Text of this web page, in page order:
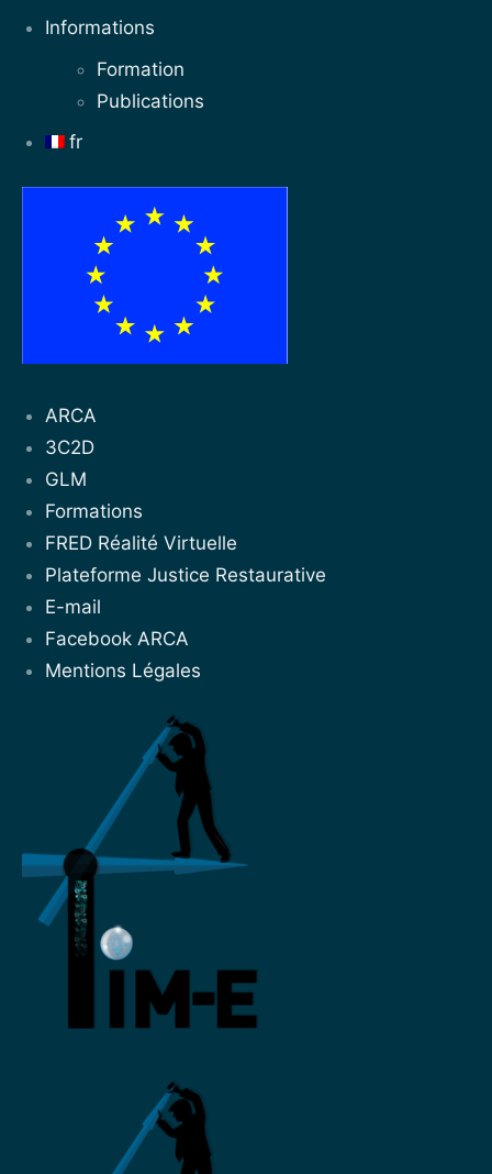
Informations
Formation
Publications
fr
ARCA
3C2D
GLM
Formations
FRED Réalité Virtuelle
Plateforme Justice Restaurative
E-mail
Facebook ARCA
Mentions Légales